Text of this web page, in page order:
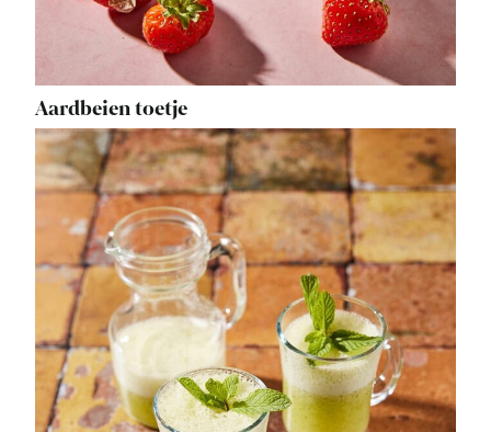
Aardbeien toetje